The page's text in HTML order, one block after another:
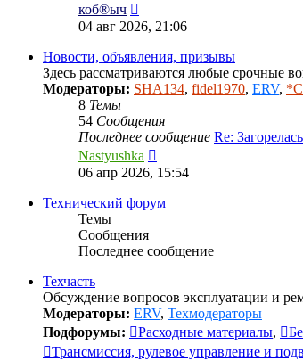
коб®ыч
к
сообщению
04 авг 2026, 21:06
Новости, объявления, призывы
Здесь рассматриваются любые срочные
Модераторы: SHA134, fidel1970, ERV,
8 Темы
54 Сообщения
Последнее сообщение Re:
Nastyushka
к
сообщению
06 апр 2026, 15:54
Технический форум
Темы
Сообщения
Последнее сообщение
Техчасть
Обсуждение вопросов эксплуатации и
Модераторы: ERV, Техмодераторы
Подфорумы:
Расходные материалы,
Трансмиссия, рулевое управление и